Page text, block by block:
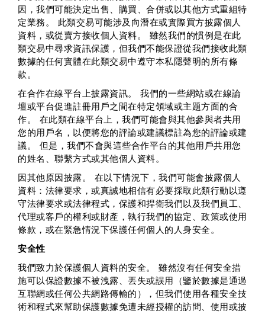
因，我們可能決定出售、購買、合併或以其他方式重組特
定業務。 此類交易可能涉及向潛在或實際買方披露個人
資料，或從賣方接收個人資料。 雖然我們的慣例是在此
類交易中尋求資訊保護，但我們不能保證從我們接收此類
數據的任何實體在此類交易中遵守本私隱聲明的所有條
款。
在合作在線平台上披露資訊。 我們的一些網站或在線論
壇或平台促進註冊用戶之間在特定領域或主題方面的合
作。 在此類在線平台上，我們可能會與其他參與者共用
您的用戶名，以便將您的評論或建議標註為您的評論或建
議。 但是，我們不會與這些合作平台的其他用戶共用您
的姓名、聯繫方式或其他個人資料。
因其他原因披露。 在以下情況下，我們可能會披露個人
資料：法律要求，或真誠地相信有必要採取此類行動以遵
守法律要求或法律程式，保護和捍衛我們以及我們員工、
代理或客戶的權利或財產，執行我們的協定、政策或使用
條款，或在緊急情況下保護任何個人的人身安全。
安全性
我們致力於保護個人資料的安全。 雖然沒有任何安全措
施可以保證數據不被洩露、丟失或誤用（鑒於數據是通過
互聯網或任何公共網路傳輸的），但我們使用各種安全技
術和程式來幫助保護數據免遭未經授權的訪問、使用或披